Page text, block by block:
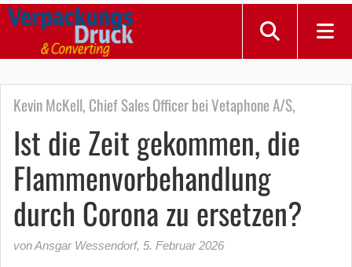
Kevin McKell, Chief Sales Officer bei Vetaphone A/S,
Ist die Zeit gekommen, die
Flammenvorbehandlung
durch Corona zu ersetzen?
von Ansgar Wessendorf, 5. Februar 2026